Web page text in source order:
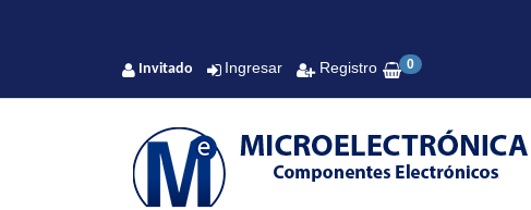
Invitado Ingresar Registro 0